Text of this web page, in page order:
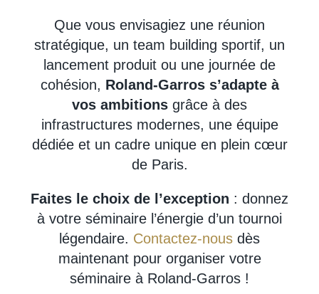
Que vous envisagiez une réunion
stratégique, un team building sportif, un
lancement produit ou une journée de
cohésion, Roland-Garros s’adapte à
vos ambitions grâce à des
infrastructures modernes, une équipe
dédiée et un cadre unique en plein cœur
de Paris.
Faites le choix de l’exception : donnez
à votre séminaire l’énergie d’un tournoi
légendaire. Contactez-nous dès
maintenant pour organiser votre
séminaire à Roland-Garros !